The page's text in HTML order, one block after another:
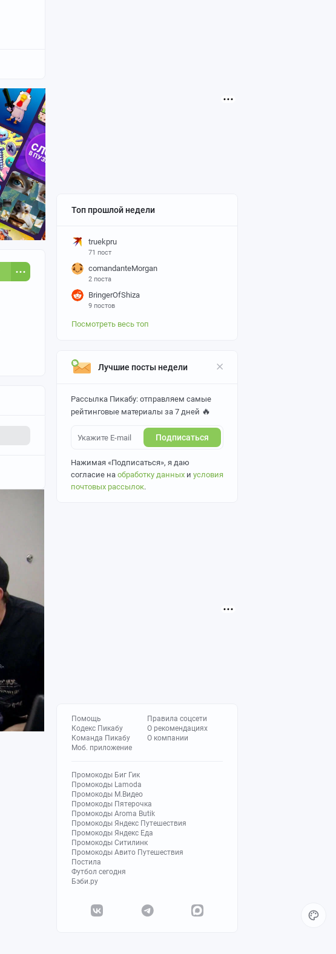
Топ прошлой недели
truekpru
71 пост
comandanteMorgan
2 поста
BringerOfShiza
9 постов
Посмотреть весь топ
Лучшие посты недели
Рассылка Пикабу: отправляем самые
рейтинговые материалы за 7 дней 🔥
Подписаться
Нажимая «Подписаться», я даю
согласие на обработку данных и условия
почтовых рассылок.
Помощь
Кодекс Пикабу
Команда Пикабу
Моб. приложение
Правила соцсети
О рекомендациях
О компании
Промокоды Биг Гик
Промокоды Lamoda
Промокоды М.Видео
Промокоды Пятерочка
Промокоды Aroma Butik
Промокоды Яндекс Путешествия
Промокоды Яндекс Еда
Промокоды Ситилинк
Промокоды Авито Путешествия
Постила
Футбол сегодня
Бэби.ру